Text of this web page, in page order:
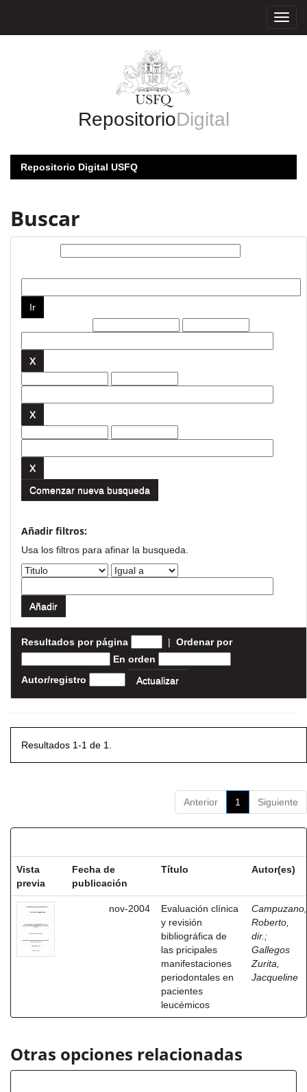
RepositorioDigital
Repositorio Digital USFQ
Buscar
Comenzar nueva busqueda
Añadir filtros:
Usa los filtros para afinar la busqueda.
Resultados por página | Ordenar por
En orden
Autor/registro
Resultados 1-1 de 1.
Anterior 1 Siguiente
Vista
previa
Fecha de
publicación
Título Autor(es)
nov-2004
Evaluación clínica
y revisión
bibliográfica de
las pricipales
manifestaciones
periodontales en
pacientes
leucémicos
Campuzano,
Roberto,
dir. ;
Gallegos
Zurita,
Jacqueline
Otras opciones relacionadas